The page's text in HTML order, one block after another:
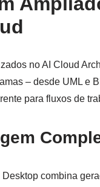
no AI Cloud
– desde UML e
para fluxos de
combina